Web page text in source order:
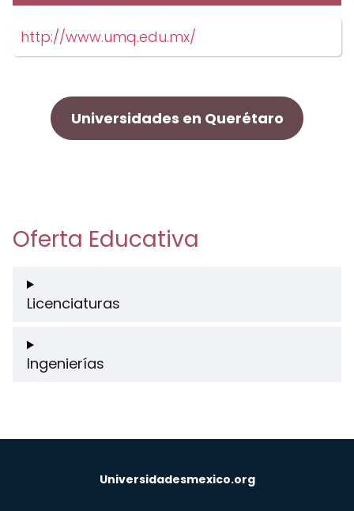
http://www.umq.edu.mx/
Universidades en Querétaro
Oferta Educativa
Licenciaturas
Ingenierías
Universidadesmexico.org